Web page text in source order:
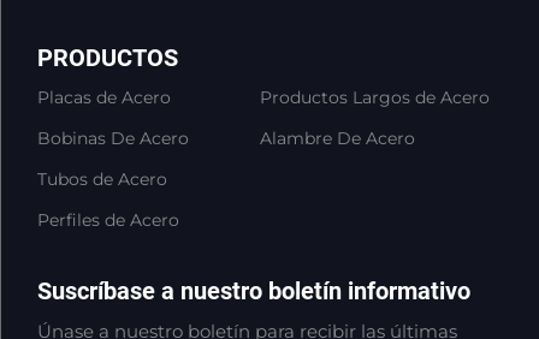
PRODUCTOS
Placas de Acero
Bobinas De Acero
Tubos de Acero
Perfiles de Acero
Productos Largos de Acero
Alambre De Acero
Suscríbase a nuestro boletín informativo
Únase a nuestro boletín para recibir las últimas